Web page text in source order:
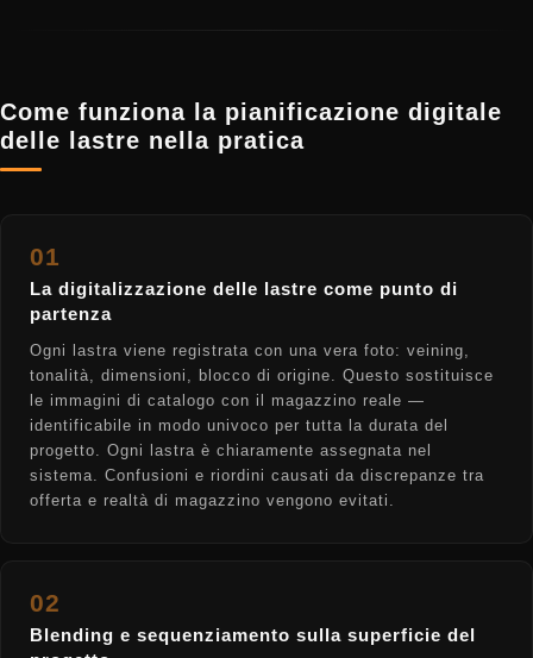
Come funziona la pianificazione digitale
delle lastre nella pratica
01
La digitalizzazione delle lastre come punto di
partenza
Ogni lastra viene registrata con una vera foto: veining,
tonalità, dimensioni, blocco di origine. Questo sostituisce
le immagini di catalogo con il magazzino reale —
identificabile in modo univoco per tutta la durata del
progetto. Ogni lastra è chiaramente assegnata nel
sistema. Confusioni e riordini causati da discrepanze tra
offerta e realtà di magazzino vengono evitati.
02
Blending e sequenziamento sulla superficie del